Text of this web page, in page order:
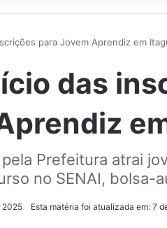
para Jovem Aprendiz em
das
Prefeitura atrai
no SENAI, bolsa-
2025
Esta matéria foi atualizada em: 7